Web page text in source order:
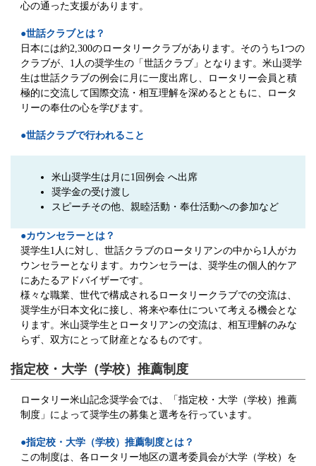
心の通った支援があります。
●世話クラブとは？
日本には約2,300のロータリークラブがあります。そのうち1つの
クラブが、1人の奨学生の「世話クラブ」となります。米山奨学
生は世話クラブの例会に月に一度出席し、ロータリー会員と積
極的に交流して国際交流・相互理解を深めるとともに、ロータ
リーの奉仕の心を学びます。
●世話クラブで行われること
米山奨学生は月に1回例会 へ出席
奨学金の受け渡し
スピーチその他、親睦活動・奉仕活動への参加など
●カウンセラーとは？
奨学生1人に対し、世話クラブのロータリアンの中から1人がカ
ウンセラーとなります。カウンセラーは、奨学生の個人的ケア
にあたるアドバイザーです。
様々な職業、世代で構成されるロータリークラブでの交流は、
奨学生が日本文化に接し、将来や奉仕について考える機会とな
ります。米山奨学生とロータリアンの交流は、相互理解のみな
らず、双方にとって財産となるものです。
指定校・大学（学校）推薦制度
ロータリー米山記念奨学会では、「指定校・大学（学校）推薦
制度」によって奨学生の募集と選考を行っています。
●指定校・大学（学校）推薦制度とは？
この制度は、各ロータリー地区の選考委員会が大学（学校）を